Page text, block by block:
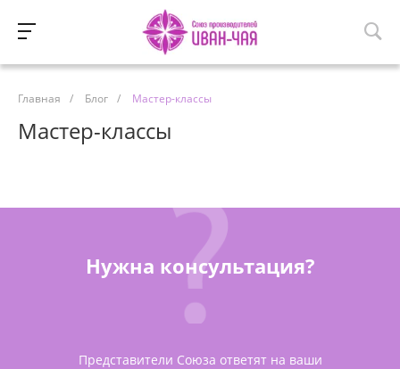
Главная / Блог / Мастер-классы
Мастер-классы
Нужна консультация?
Представители Союза ответят на ваши